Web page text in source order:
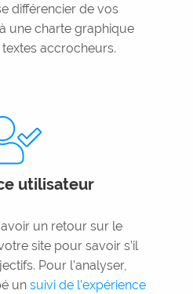
différencier de vos
une charte graphique
accrocheurs.
utilisateur
un retour sur le
site pour savoir s’il
Pour l’analyser,
un suivi de l’expérience